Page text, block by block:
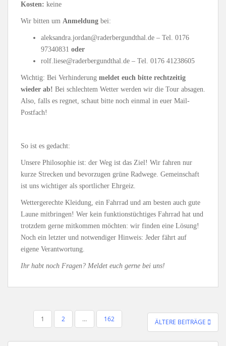
Kosten: keine
Wir bitten um Anmeldung bei:
aleksandra.jordan@raderbergundthal.de – Tel. 0176
97340831 oder
rolf.liese@raderbergundthal.de – Tel. 0176 41238605
Wichtig: Bei Verhinderung meldet euch bitte rechtzeitig
wieder ab! Bei schlechtem Wetter werden wir die Tour absagen.
Also, falls es regnet, schaut bitte noch einmal in euer Mail-
Postfach!
So ist es gedacht:
Unsere Philosophie ist: der Weg ist das Ziel! Wir fahren nur
kurze Strecken und bevorzugen grüne Radwege. Gemeinschaft
ist uns wichtiger als sportlicher Ehrgeiz.
Wettergerechte Kleidung, ein Fahrrad und am besten auch gute
Laune mitbringen! Wer kein funktionstüchtiges Fahrrad hat und
trotzdem gerne mitkommen möchten: wir finden eine Lösung!
Noch ein letzter und notwendiger Hinweis: Jeder fährt auf
eigene Verantwortung.
Ihr habt noch Fragen? Meldet euch gerne bei uns!
SEITENNUMMERIERUNG
1 2 … 162 ÄLTERE BEITRÄGE